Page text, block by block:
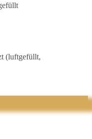
(luftgefüllt,